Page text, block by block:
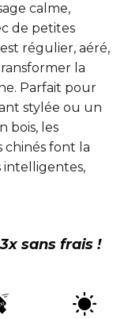
calme,
de petites
régulier, aéré,
la
Parfait pour
stylée ou un
bois, les
chinés font la
intelligentes,
3x sans frais !